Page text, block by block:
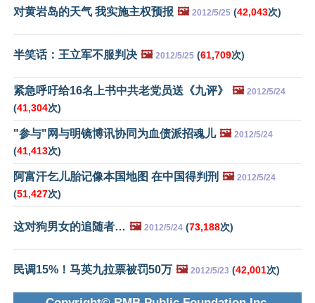
对黄岩岛的天气 我实施主权预报 🖼️ 2012/5/25 (42,043次)
半笑话：王立军不服判决 🖼️ 2012/5/25 (61,709次)
紧急呼吁给16名上书中共老党员送《九评》 🖼️ 2012/5/24
(41,304次)
"参与"网与明镜博讯协同为血债派招魂儿 🖼️ 2012/5/24
(41,413次)
阿富汗乞儿胎记像本国地图 在中国得判刑 🖼️ 2012/5/24
(51,427次)
这对狗男女的追随者… 🖼️ 2012/5/24 (73,188次)
民调15%！马英九拉票被罚50万 🖼️ 2012/5/23 (42,001次)